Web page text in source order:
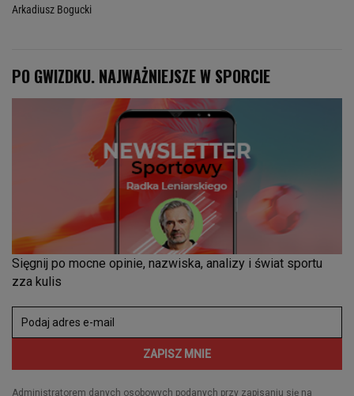
Arkadiusz Bogucki